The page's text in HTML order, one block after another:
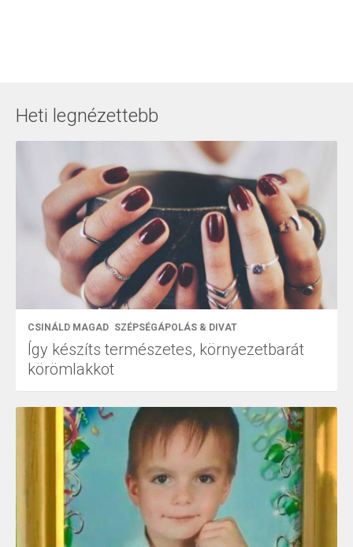
Heti legnézettebb
CSINÁLD MAGAD SZÉPSÉGÁPOLÁS & DIVAT
Így készíts természetes, környezetbarát
körömlakkot